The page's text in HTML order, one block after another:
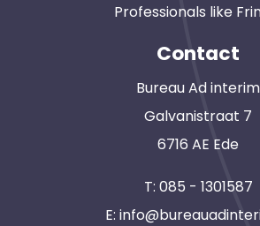
Professionals like
Contact
Bureau Ad interim
Galvanistraat 7
6716 AE Ede
T: 085 - 1301587
E: